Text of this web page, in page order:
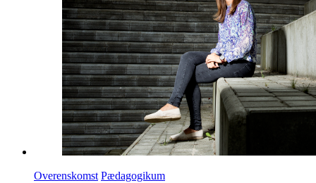
Overenskomst Pædagogikum